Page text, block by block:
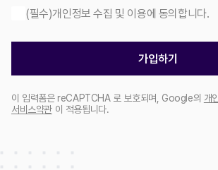
(필수)개인정보 수집 및 이용에 동의합니다.
가입하기
이 입력폼은 reCAPTCHA 로 보호되며, Google의 개
서비스약관 이 적용됩니다.